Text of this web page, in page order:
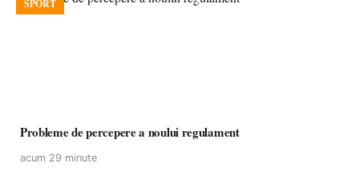
SPORT
Probleme de percepere a noului regulament
acum 29 minute